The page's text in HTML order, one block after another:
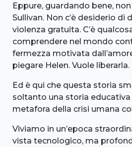
Eppure, guardando bene, non
Sullivan. Non c’è desiderio di
violenza gratuita. C’è
comprendere nel mondo
fermezza motivata
piegare Helen. Vuole liberarla.
Ed è qui che questa storia
soltanto una storia educativa
metafora della crisi umana
Viviamo in un’epoca
vista tecnologico, ma